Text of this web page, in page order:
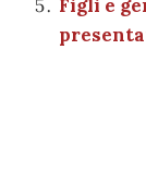
Figli e